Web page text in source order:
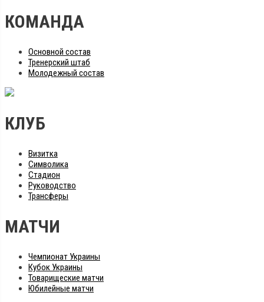
КОМАНДА
Основной состав
Тренерский штаб
Молодежный состав
КЛУБ
Визитка
Символика
Стадион
Руководство
Трансферы
МАТЧИ
Чемпионат Украины
Кубок Украины
Товарищеские матчи
Юбилейные матчи